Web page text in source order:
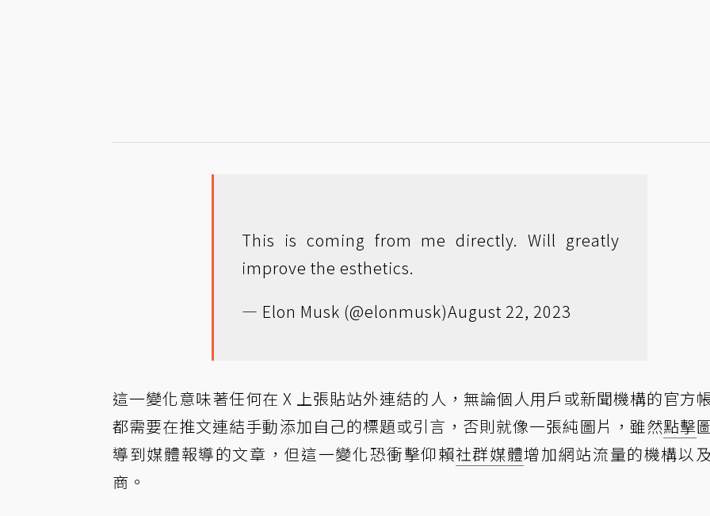
This is coming from me directly. Will greatly
improve the esthetics.
— Elon Musk (@elonmusk)August 22, 2023
這一變化意味著任何在 X 上張貼站外連結的人，無論個人用戶或新聞機構的官方
都需要在推文連結手動添加自己的標題或引言，否則就像一張純圖片，雖然點擊
導到媒體報導的文章，但這一變化恐衝擊仰賴社群媒體增加網站流量的機構以
商。